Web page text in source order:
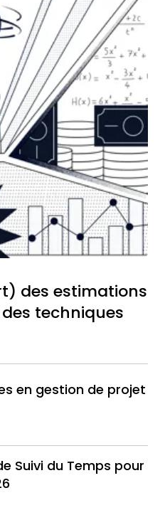
des estimations
techniques
en gestion de projet
Suivi du Temps pour